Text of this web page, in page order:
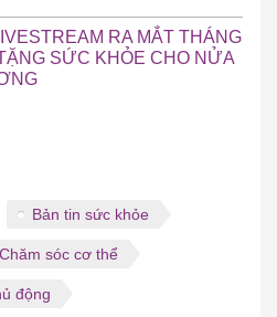
RA MẮT THÁNG
SỨC KHỎE CHO NỬA
Bản tin sức khỏe
Chăm sóc cơ thể
động